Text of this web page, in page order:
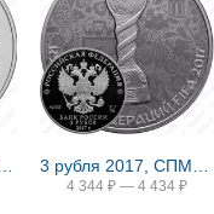
4 344 ₽ — 4 434 ₽